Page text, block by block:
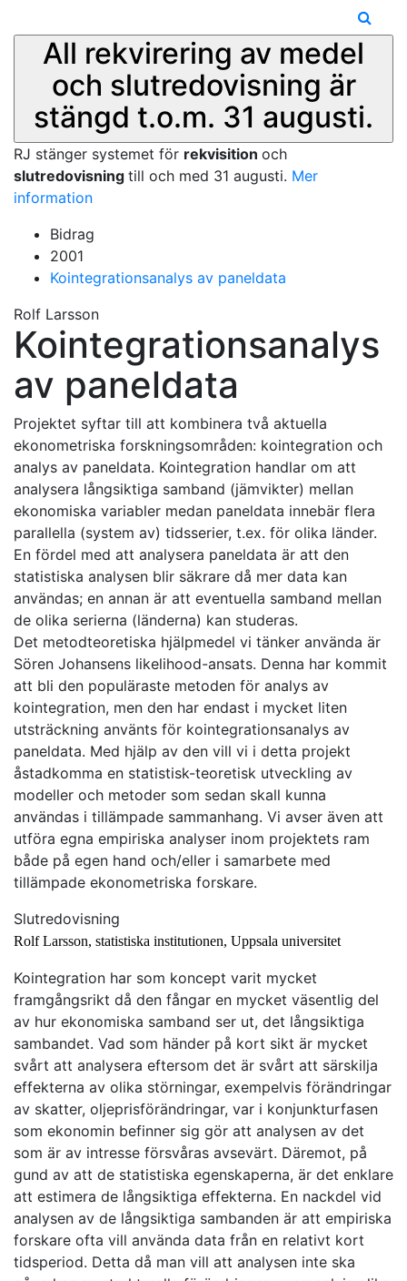
All rekvirering av medel
och slutredovisning är
stängd t.o.m. 31 augusti.
RJ stänger systemet för rekvisition och
slutredovisning till och med 31 augusti. Mer
information
Bidrag
2001
Kointegrationsanalys av paneldata
Rolf Larsson
Kointegrationsanalys
av paneldata
Projektet syftar till att kombinera två aktuella
ekonometriska forskningsområden: kointegration och
analys av paneldata. Kointegration handlar om att
analysera långsiktiga samband (jämvikter) mellan
ekonomiska variabler medan paneldata innebär flera
parallella (system av) tidsserier, t.ex. för olika länder.
En fördel med att analysera paneldata är att den
statistiska analysen blir säkrare då mer data kan
användas; en annan är att eventuella samband mellan
de olika serierna (länderna) kan studeras.
Det metodteoretiska hjälpmedel vi tänker använda är
Sören Johansens likelihood-ansats. Denna har kommit
att bli den populäraste metoden för analys av
kointegration, men den har endast i mycket liten
utsträckning använts för kointegrationsanalys av
paneldata. Med hjälp av den vill vi i detta projekt
åstadkomma en statistisk-teoretisk utveckling av
modeller och metoder som sedan skall kunna
användas i tillämpade sammanhang. Vi avser även att
utföra egna empiriska analyser inom projektets ram
både på egen hand och/eller i samarbete med
tillämpade ekonometriska forskare.
Slutredovisning
Rolf Larsson, statistiska institutionen, Uppsala universitet
Kointegration har som koncept varit mycket
framgångsrikt då den fångar en mycket väsentlig del
av hur ekonomiska samband ser ut, det långsiktiga
sambandet. Vad som händer på kort sikt är mycket
svårt att analysera eftersom det är svårt att särskilja
effekterna av olika störningar, exempelvis förändringar
av skatter, oljeprisförändringar, var i konjunkturfasen
som ekonomin befinner sig gör att analysen av det
som är av intresse försvåras avsevärt. Däremot, på
gund av att de statistiska egenskaperna, är det enklare
att estimera de långsiktiga effekterna. En nackdel vid
analysen av de långsiktiga sambanden är att empiriska
forskare ofta vill använda data från en relativt kort
tidsperiod. Detta då man vill att analysen inte ska